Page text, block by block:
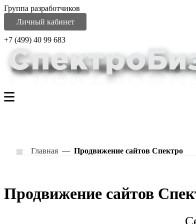
Группа разработчиков
Личный кабинет
+7 (499) 40 99 683
Главная —Продвижение сайтов Спектро
Продвижение сайтов